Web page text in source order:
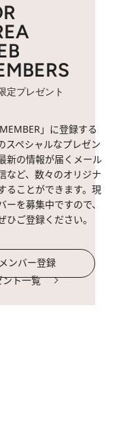
定プレゼント
MEMBER」に登録する
スペシャルなプレゼン
新の情報が届くメール
など、数々のオリジナ
ることができます。現
ーを募集中ですので、
ひご登録ください。
ンバー登録
ント一覧